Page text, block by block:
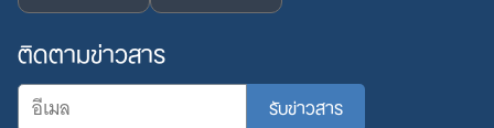
ติดตามข่าวสาร